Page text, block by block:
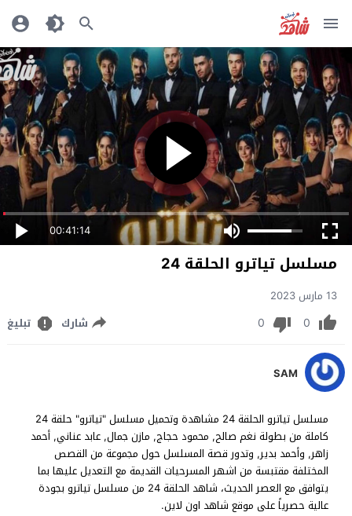
00:41:14
مسلسل تياترو الحلقة 24
13 مارس 2023
0
0 شارك تبليغ
SAM
مسلسل تياترو الحلقة 24 مشاهدة وتحميل مسلسل "تياترو" حلقة 24
كاملة من بطولة نغم صالح, محمود حجاج, مازن جمال, عابد عناني, أحمد
زاهر, وأحمد بدير, وتدور قصة المسلسل حول مجموعة من القصص
المختلفة مقتبسة من اشهر المسرحيات القديمة مع التعديل عليها بما
يتوافق مع العصر الحديث، شاهد الحلقة 24 من مسلسل تياترو بجودة
عالية حصرياً على موقع شاهد اون لاين.